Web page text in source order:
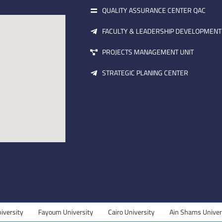
QUALITY ASSURANCE CENTER QAC
FACULTY & LEADERSHIP
PROJECTS MANAGEMENT UNIT
STRATEGIC PLANING CENTER
Fayoum University Cairo University Ain Shams University